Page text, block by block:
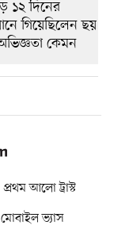
প্রথম আলো ট্রাস্ট
মোবাইল ভ্যাস